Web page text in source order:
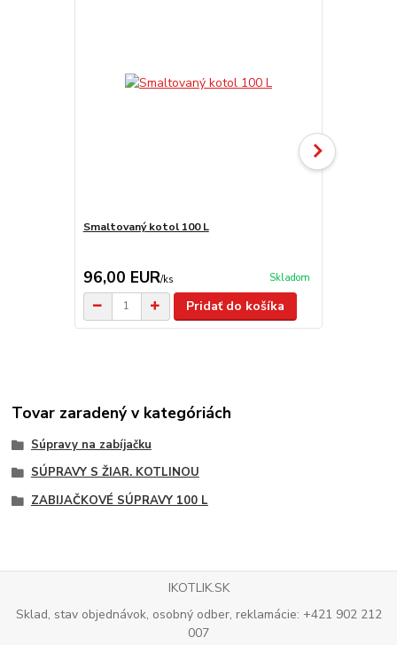
Smaltovaný kotol 100 L
96,00 EUR/ks Skladom
Pridať do košíka
Tovar zaradený v kategóriách
Súpravy na zabíjačku
SÚPRAVY S ŽIAR. KOTLINOU
ZABIJAČKOVÉ SÚPRAVY 100 L
IKOTLIK.SK
Sklad, stav objednávok, osobný odber, reklamácie: +421 902 212
007